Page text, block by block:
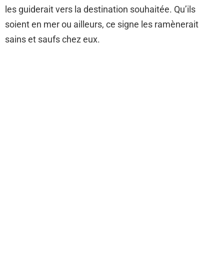
les guiderait vers la destination souhaitée. Qu’ils
soient en mer ou ailleurs, ce signe les ramènerait
sains et saufs chez eux.